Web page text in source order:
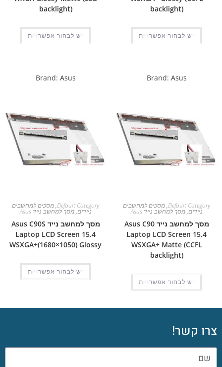
backlight)
יש לבחור אפשרויות
backlight)
יש לבחור אפשרויות
Brand: Asus
Default Category
,מסכים למחשבים
ניידים,מסך למחשב נייד Asus
מסך למחשב נייד Asus C90
Laptop LCD Screen 15.4
WSXGA+ Matte (CCFL
backlight)
יש לבחור אפשרויות
Brand: Asus
Default Category
,מסכים למחשבים
ניידים,מסך למחשב נייד Asus
מסך למחשב נייד Asus C90S
Laptop LCD Screen 15.4
WSXGA+(1680×1050) Glossy
יש לבחור אפשרויות
צרו קשר!